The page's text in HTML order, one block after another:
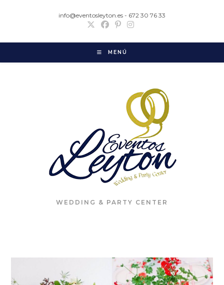
info@eventosleyton.es - 672 30 76 33
MENÚ
WEDDING & PARTY CENTER